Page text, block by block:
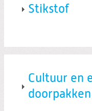
Stikstof
Cultuur en